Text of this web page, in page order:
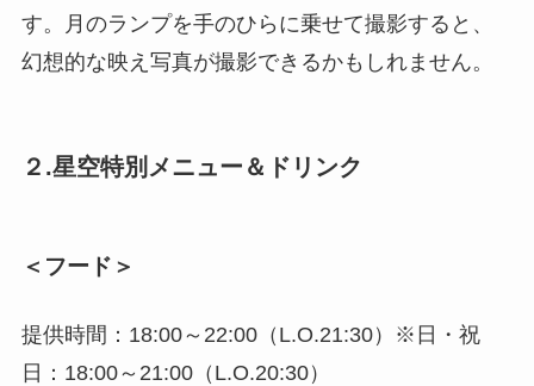
す。月のランプを手のひらに乗せて撮影すると、
幻想的な映え写真が撮影できるかもしれません。
２.星空特別メニュー＆ドリンク
＜フード＞
提供時間：18:00～22:00（L.O.21:30）※日・祝
日：18:00～21:00（L.O.20:30）